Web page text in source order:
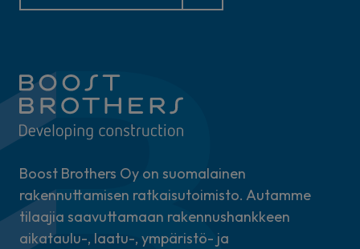
Boost Brothers Oy on suomalainen
rakennuttamisen ratkaisutoimisto. Autamme
tilaajia saavuttamaan rakennushankkeen
aikataulu-, laatu-, ympäristö- ja